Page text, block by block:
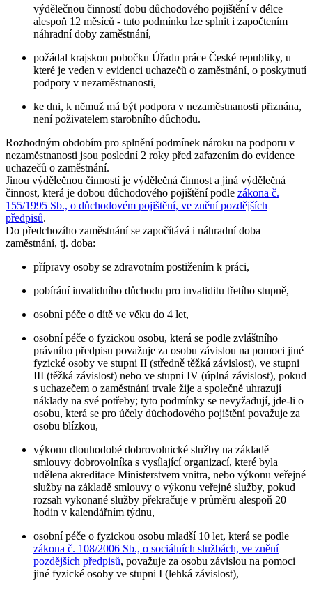
výdělečnou činností dobu důchodového pojištění v délce
alespoň 12 měsíců - tuto podmínku lze splnit i započtením
náhradní doby zaměstnání,
požádal krajskou pobočku Úřadu práce České republiky, u
které je veden v evidenci uchazečů o zaměstnání, o poskytnutí
podpory v nezaměstnanosti,
ke dni, k němuž má být podpora v nezaměstnanosti přiznána,
není poživatelem starobního důchodu.
Rozhodným obdobím pro splnění podmínek nároku na podporu v
nezaměstnanosti jsou poslední 2 roky před zařazením do evidence
uchazečů o zaměstnání.
Jinou výdělečnou činností je výdělečná činnost a jiná výdělečná
činnost, která je dobou důchodového pojištění podle zákona č.
155/1995 Sb., o důchodovém pojištění, ve znění pozdějších
předpisů.
Do předchozího zaměstnání se započítává i náhradní doba
zaměstnání, tj. doba:
přípravy osoby se zdravotním postižením k práci,
pobírání invalidního důchodu pro invaliditu třetího stupně,
osobní péče o dítě ve věku do 4 let,
osobní péče o fyzickou osobu, která se podle zvláštního
právního předpisu považuje za osobu závislou na pomoci jiné
fyzické osoby ve stupni II (středně těžká závislost), ve stupni
III (těžká závislost) nebo ve stupni IV (úplná závislost), pokud
s uchazečem o zaměstnání trvale žije a společně uhrazují
náklady na své potřeby; tyto podmínky se nevyžadují, jde-li o
osobu, která se pro účely důchodového pojištění považuje za
osobu blízkou,
výkonu dlouhodobé dobrovolnické služby na základě
smlouvy dobrovolníka s vysílající organizací, které byla
udělena akreditace Ministerstvem vnitra, nebo výkonu veřejné
služby na základě smlouvy o výkonu veřejné služby, pokud
rozsah vykonané služby překračuje v průměru alespoň 20
hodin v kalendářním týdnu,
osobní péče o fyzickou osobu mladší 10 let, která se podle
zákona č. 108/2006 Sb., o sociálních službách, ve znění
pozdějších předpisů, považuje za osobu závislou na pomoci
jiné fyzické osoby ve stupni I (lehká závislost),